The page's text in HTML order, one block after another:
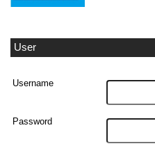
User
Username
Password